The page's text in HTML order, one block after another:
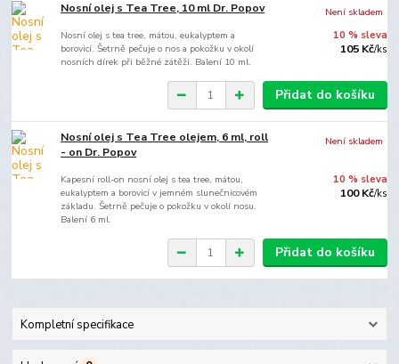
Nosní olej s Tea Tree, 10 ml Dr. Popov
Nosní olej s tea tree, mátou, eukalyptem a
borovicí. Šetrně pečuje o nos a pokožku v okolí
nosních dírek při běžné zátěži. Balení 10 ml.
10 % sleva
105 Kč/ks
Není skladem
Přidat do košíku
Nosní olej s Tea Tree olejem, 6 ml, roll
- on Dr. Popov
Kapesní roll-on nosní olej s tea tree, mátou,
eukalyptem a borovicí v jemném slunečnicovém
základu. Šetrně pečuje o pokožku v okolí nosu.
Balení 6 ml.
10 % sleva
100 Kč/ks
Není skladem
Přidat do košíku
Kompletní specifikace